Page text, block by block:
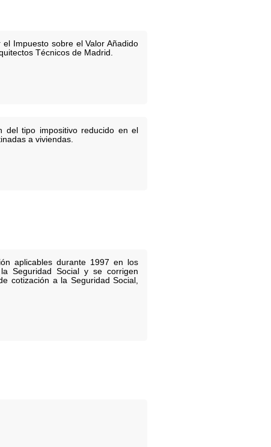
Impuesto sobre el Valor Añadido
Técnicos de Madrid.
del tipo impositivo reducido en el
a viviendas.
aplicables durante 1997 en los
Seguridad Social y se corrigen
cotización a la Seguridad Social,